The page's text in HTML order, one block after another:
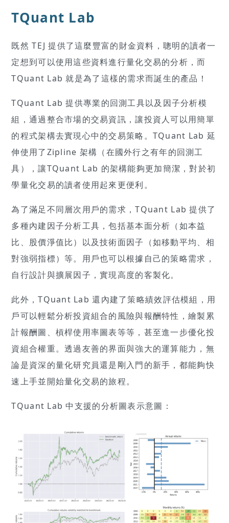
TQuant Lab
既然 TEJ 提供了這麼豐富的財金資料，聰明的讀者一
定想到可以使用這些資料進行量化交易的分析，而
TQuant Lab 就是為了這樣的需求而誕生的產品！
TQuant Lab 提供專業的回測工具以及因子分析模
組，通過整合市場的交易資訊，讓投資人可以用簡單
的程式架構去實現心中的交易策略。TQuant Lab 延
伸使用了Zipline 架構（在國外行之有年的回測工
具），讓TQuant Lab 的架構能夠更加簡潔，對於初
學量化交易的讀者使用起來更便利。
為了滿足不同層次用戶的需求，TQuant Lab 提供了
多種內建因子分析工具，包括基本面分析（如本益
比、股價淨值比）以及技術面因子（如移動平均、相
對強弱指標）等。用戶也可以根據自己的策略需求，
自行設計與擴展因子，實現高度的客製化。
此外，TQuant Lab 還內建了策略績效評估模組，用
戶可以輕鬆分析投資組合的風險與報酬特性，繪製累
計報酬圖、槓桿使用率圖表等等，甚至進一步優化投
資組合權重。透過友善的界面與強大的運算能力，無
論是資深的量化研究員還是剛入門的新手，都能夠快
速上手並開始量化交易的旅程。
TQuant Lab 中支援的分析圖表示意圖：